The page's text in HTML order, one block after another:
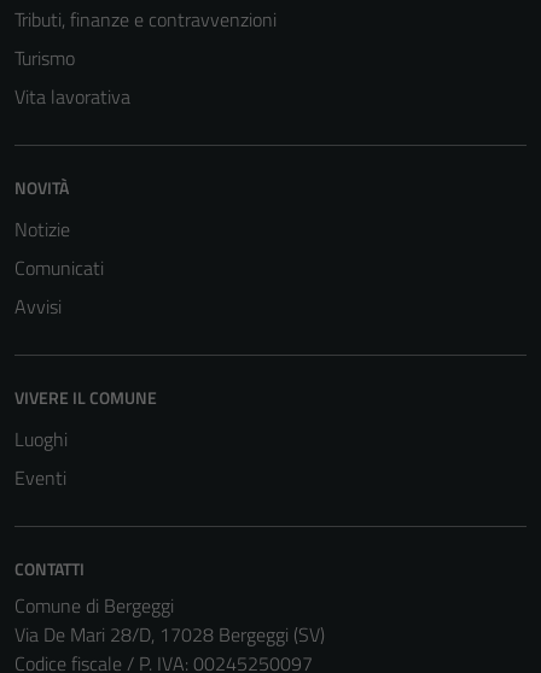
Tributi, finanze e contravvenzioni
Turismo
Vita lavorativa
NOVITÀ
Notizie
Comunicati
Avvisi
VIVERE IL COMUNE
Luoghi
Eventi
CONTATTI
Comune di Bergeggi
Via De Mari 28/D, 17028 Bergeggi (SV)
Codice fiscale / P. IVA: 00245250097